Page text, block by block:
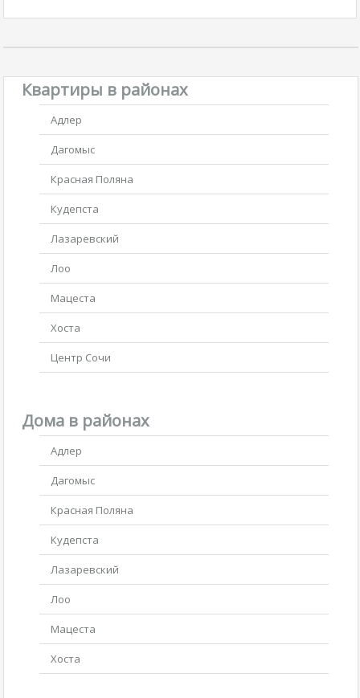
Квартиры в районах
Адлер
Дагомыс
Красная Поляна
Кудепста
Лазаревский
Лоо
Мацеста
Хоста
Центр Сочи
Дома в районах
Адлер
Дагомыс
Красная Поляна
Кудепста
Лазаревский
Лоо
Мацеста
Хоста